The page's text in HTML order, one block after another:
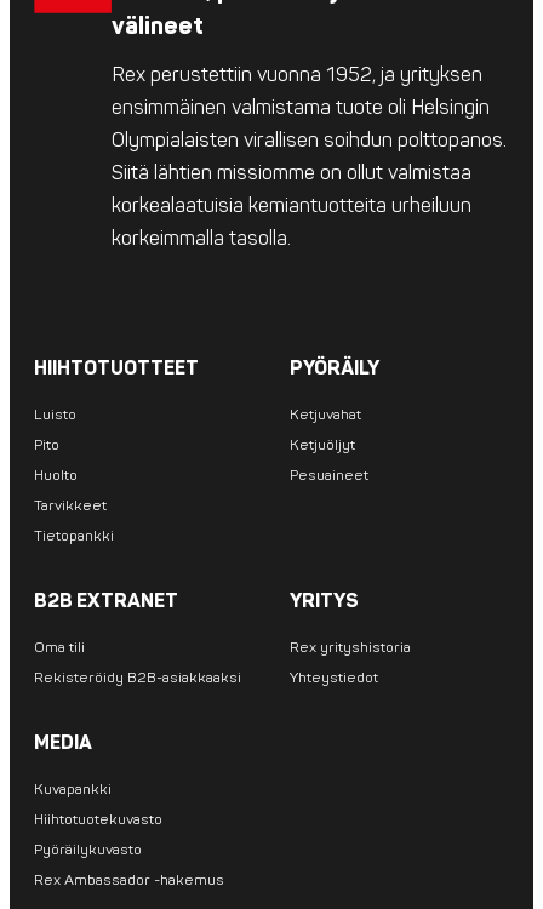
välineet
Rex perustettiin vuonna 1952, ja yrityksen
ensimmäinen valmistama tuote oli Helsingin
Olympialaisten virallisen soihdun polttopanos.
Siitä lähtien missiomme on ollut valmistaa
korkealaatuisia kemiantuotteita urheiluun
korkeimmalla tasolla.
HIIHTOTUOTTEET
Luisto
Pito
Huolto
Tarvikkeet
Tietopankki
PYÖRÄILY
Ketjuvahat
Ketjuöljyt
Pesuaineet
B2B EXTRANET
Oma tili
Rekisteröidy B2B-asiakkaaksi
YRITYS
Rex yrityshistoria
Yhteystiedot
MEDIA
Kuvapankki
Hiihtotuotekuvasto
Pyöräilykuvasto
Rex Ambassador -hakemus